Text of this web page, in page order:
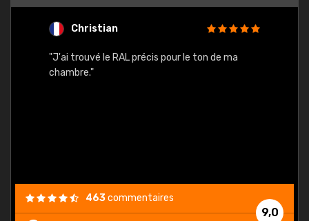
Christian
"J'ai trouvé le RAL précis pour le ton de ma
chambre."
9,0
463commentaires